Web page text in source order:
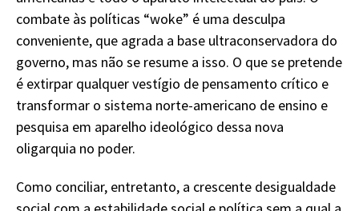
combate às políticas “woke” é uma desculpa
conveniente, que agrada a base ultraconservadora do
governo, mas não se resume a isso. O que se pretende
é extirpar qualquer vestígio de pensamento crítico e
transformar o sistema norte-americano de ensino e
pesquisa em aparelho ideológico dessa nova
oligarquia no poder.
Como conciliar, entretanto, a crescente desigualdade